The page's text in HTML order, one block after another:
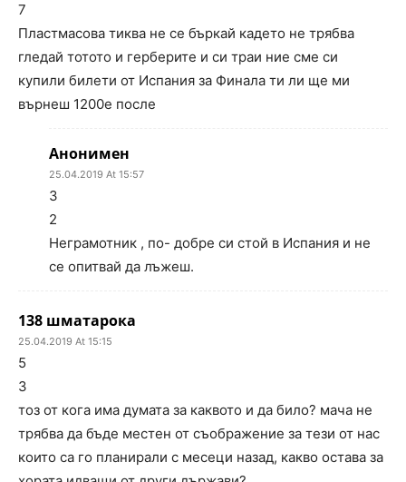
7
Пластмасова тиква не се бъркай кадето не трябва
гледай тотото и герберите и си траи ние сме си
купили билети от Испания за Финала ти ли ще ми
върнеш 1200е после
Анонимен
25.04.2019 At 15:57
3
2
Неграмотник , по- добре си стой в Испания и не
се опитвай да лъжеш.
138 шматарока
25.04.2019 At 15:15
5
3
тоз от кога има думата за каквото и да било? мача не
трябва да бъде местен от съображение за тези от нас
които са го планирали с месеци назад, какво остава за